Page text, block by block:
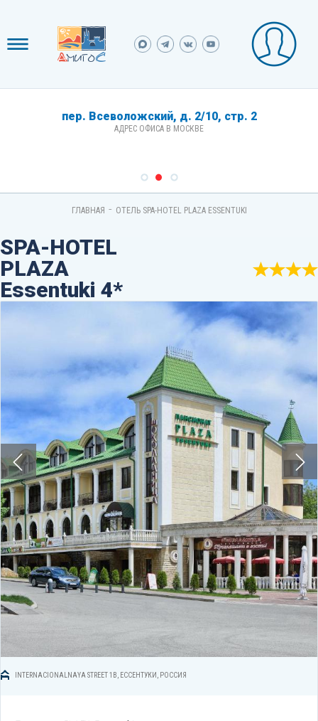
пер. Всеволожский, д. 2/10, стр. 2
АДРЕС ОФИСА В МОСКВЕ
ГЛАВНАЯ - ОТЕЛЬ SPA-HOTEL PLAZA ESSENTUKI
SPA-HOTEL
PLAZA
Essentuki 4*
INTERNACIONALNAYA STREET 1B, ЕССЕНТУКИ, РОССИЯ